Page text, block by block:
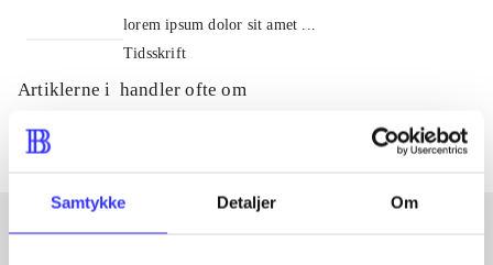
Samtykke Detaljer Om
lorem ipsum dolor sit amet ...
Tidsskrift
Artiklerne i handler ofte om